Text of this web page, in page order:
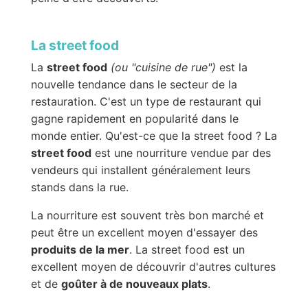
La street food
La street food (ou "cuisine de rue") est la
nouvelle tendance dans le secteur de la
restauration. C'est un type de restaurant qui
gagne rapidement en popularité dans le
monde entier. Qu'est-ce que la street food ? La
street foodest une nourriture vendue par des
vendeurs qui installent généralement leurs
stands dans la rue.
La nourriture est souvent très bon marché et
peut être un excellent moyen d'essayer des
produits de la mer. La street food est un
excellent moyen de découvrir d'autres cultures
et de goûter à de nouveaux plats.